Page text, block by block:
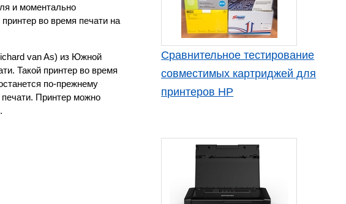
и моментально
во время печати на
van As) из Южной
Такой принтер во время
по-прежнему
Принтер можно
Сравнительное тестирование
совместимых картриджей для
принтеров HP